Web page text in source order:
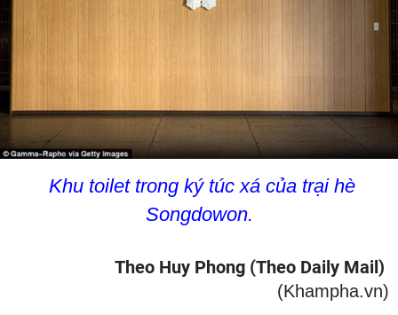
Khu toilet trong ký túc xá của trại hè
Songdowon.
Theo Huy Phong (Theo Daily Mail)
(Khampha.vn)